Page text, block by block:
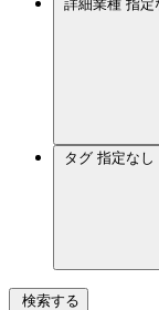
詳細業種 指定
タグ 指定なし
検索する